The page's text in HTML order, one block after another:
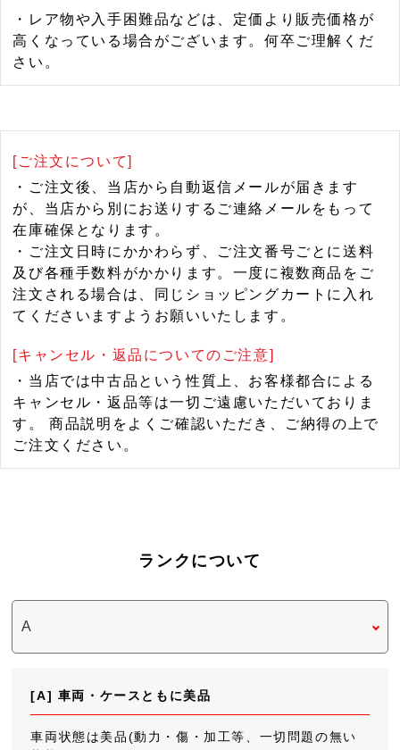
・レア物や入手困難品などは、定価より販売価格が
高くなっている場合がございます。何卒ご理解くだ
さい。
[ご注文について]
・ご注文後、当店から自動返信メールが届きます
が、当店から別にお送りするご連絡メールをもって
在庫確保となります。
・ご注文日時にかかわらず、ご注文番号ごとに送料
及び各種手数料がかかります。一度に複数商品をご
注文される場合は、同じショッピングカートに入れ
てくださいますようお願いいたします。
[キャンセル・返品についてのご注意]
・当店では中古品という性質上、お客様都合による
キャンセル・返品等は一切ご遠慮いただいておりま
す。 商品説明をよくご確認いただき、ご納得の上で
ご注文ください。
ランクについて
[A] 車両・ケースともに美品
車両状態は美品(動力・傷・加工等、一切問題の無い